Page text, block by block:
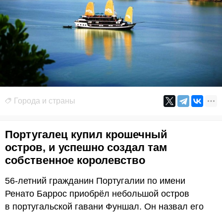
Города и страны
Португалец купил крошечный
остров, и успешно создал там
собственное королевство
56-летний гражданин Португалии по имени
Ренато Баррос приобрёл небольшой остров
в португальской гавани Фуншал. Он назвал его